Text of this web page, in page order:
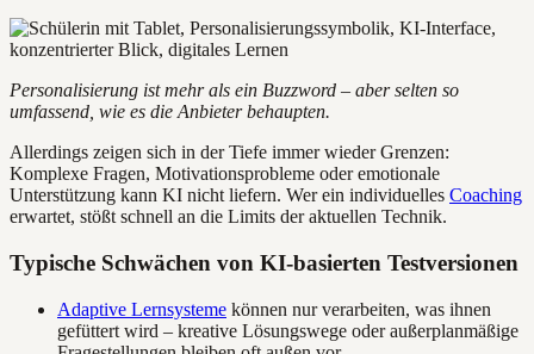
Personalisierung ist mehr als ein Buzzword – aber selten so
umfassend, wie es die Anbieter behaupten.
Allerdings zeigen sich in der Tiefe immer wieder Grenzen:
Komplexe Fragen, Motivationsprobleme oder emotionale
Unterstützung kann KI nicht liefern. Wer ein individuelles Coaching
erwartet, stößt schnell an die Limits der aktuellen Technik.
Typische Schwächen von KI-basierten Testversionen
Adaptive Lernsysteme können nur verarbeiten, was ihnen
gefüttert wird – kreative Lösungswege oder außerplanmäßige